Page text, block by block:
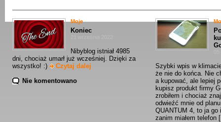
Moje
Koniec
Nibyblog istniał 4985
dni, chociaż umarł już wcześniej. Dzięki za
wszystko! :)
Czytaj dalej
Nie komentowano
Szybki wpis w
że nie do końca. Nie
a kupować, ale lepiej
kupisz produkt firmy
zrobiłem i chociaż
odwieźć mnie od
QUANTUM 4, to ja go
zanim miałem